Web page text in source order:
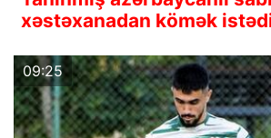
xəstəxanadan kömək
09:25